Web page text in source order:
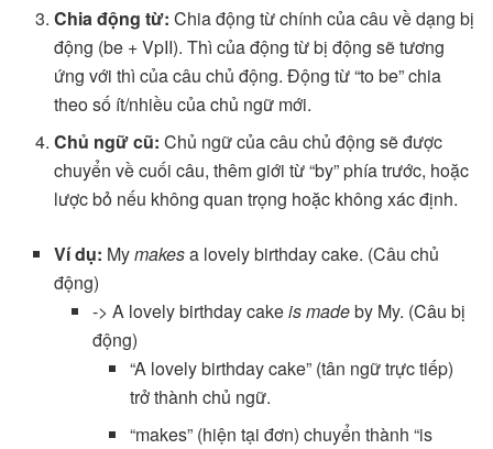
Chia động từ: Chia động từ chính của câu về dạng bị
động (be + VpII). Thì của động từ bị động sẽ tương
ứng với thì của câu chủ động. Động từ “to be” chia
theo số ít/nhiều của chủ ngữ mới.
Chủ ngữ cũ: Chủ ngữ của câu chủ động sẽ được
chuyển về cuối câu, thêm giới từ “by” phía trước, hoặc
lược bỏ nếu không quan trọng hoặc không xác định.
Ví dụ: Mymakesa lovely birthday cake. (Câu chủ
động)
-> A lovely birthday cakeis madeby My. (Câu bị
động)
“A lovely birthday cake” (tân ngữ trực tiếp)
trở thành chủ ngữ.
“makes” (hiện tại đơn) chuyển thành “is